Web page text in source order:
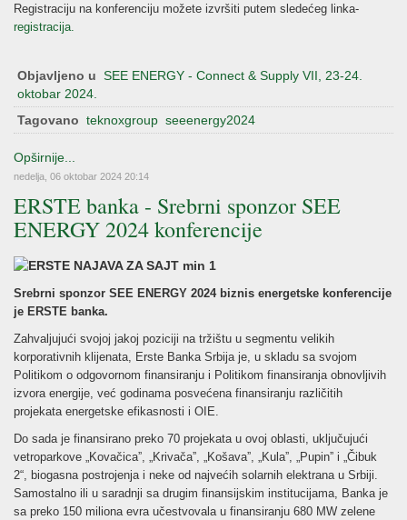
Registraciju na konferenciju možete izvršiti putem sledećeg linka-
registracija.
Objavljeno u SEE ENERGY - Connect & Supply VII, 23-24.
oktobar 2024.
Tagovano teknoxgroup seeenergy2024
Opširnije...
nedelja, 06 oktobar 2024 20:14
ERSTE banka - Srebrni sponzor SEE
ENERGY 2024 konferencije
Srebrni sponzor SEE ENERGY 2024 biznis energetske konferencije
je ERSTE banka.
Zahvaljujući svojoj jakoj poziciji na tržištu u segmentu velikih
korporativnih klijenata, Erste Banka Srbija je, u skladu sa svojom
Politikom o odgovornom finansiranju i Politikom finansiranja obnovljivih
izvora energije, već godinama posvećena finansiranju različitih
projekata energetske efikasnosti i OIE.
Do sada je finansirano preko 70 projekata u ovoj oblasti, uključujući
vetroparkove „Kovačicaˮ, „Krivačaˮ, „Košavaˮ, „Kulaˮ, „Pupinˮ i „Čibuk
2“, biogasna postrojenja i neke od najvećih solarnih elektrana u Srbiji.
Samostalno ili u saradnji sa drugim finansijskim institucijama, Banka je
sa preko 150 miliona evra učestvovala u finansiranju 680 MW zelene